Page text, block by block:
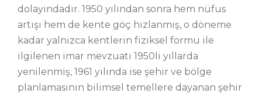
dolayındadır. 1950 yılından sonra hem nüfus
artışı hem de kente göç hızlanmış, o döneme
kadar yalnızca kentlerin fiziksel formu ile
ilgilenen imar mevzuatı 1950li yıllarda
yenilenmiş, 1961 yılında ise şehir ve bölge
planlamasının bilimsel temellere dayanan şehir